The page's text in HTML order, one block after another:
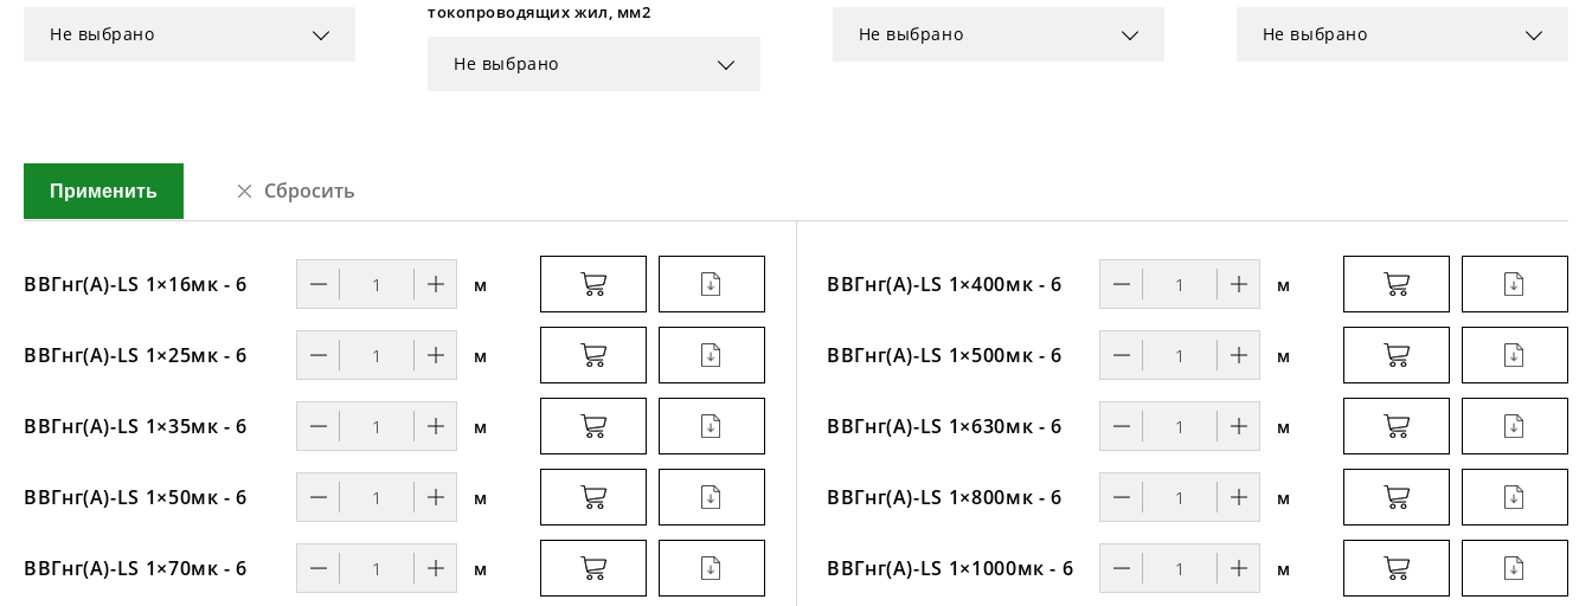
Не выбрано
токопроводящих жил, мм2
Не выбрано
Не выбрано Не выбрано
Применить Сбросить
ВВГнг(А)-LS 1×16мк - 6 м
ВВГнг(А)-LS 1×25мк - 6 м
ВВГнг(А)-LS 1×35мк - 6 м
ВВГнг(А)-LS 1×50мк - 6 м
ВВГнг(А)-LS 1×70мк - 6 м
ВВГнг(А)-LS 1×400мк - 6 м
ВВГнг(А)-LS 1×500мк - 6 м
ВВГнг(А)-LS 1×630мк - 6 м
ВВГнг(А)-LS 1×800мк - 6 м
ВВГнг(А)-LS 1×1000мк - 6 м